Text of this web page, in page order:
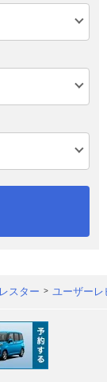
スター ユーザー